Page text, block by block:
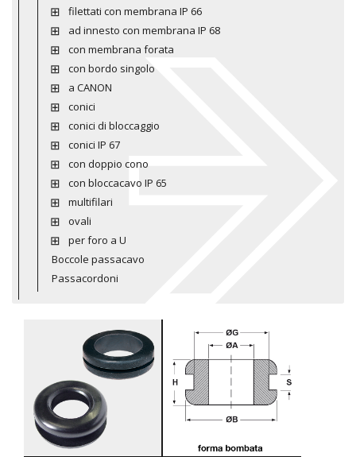
filettati con membrana IP 66
ad innesto con membrana IP 68
con membrana forata
con bordo singolo
a CANON
conici
conici di bloccaggio
conici IP 67
con doppio cono
con bloccacavo IP 65
multifilari
ovali
per foro a U
Boccole passacavo
Passacordoni